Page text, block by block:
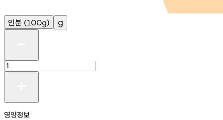
인분 (100g) g
영양정보